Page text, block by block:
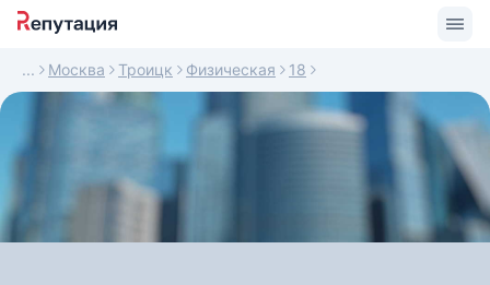
Москва Троицк Физическая 18